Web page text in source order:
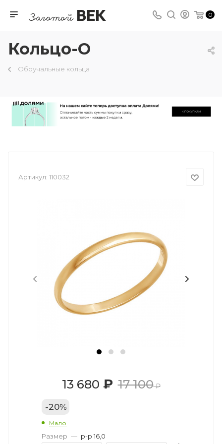
0
Кольцо-О
Обручальные кольца
Артикул: 110032
13 680 ₽ 17 100₽
-20%
Мало
Размер — р-р 16,0